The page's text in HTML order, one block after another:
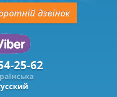
дзвінок
25-62